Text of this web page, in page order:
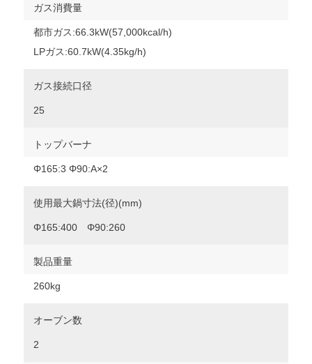
ガス消費量
都市ガス:66.3kW(57,000kcal/h)
LPガス:60.7kW(4.35kg/h)
ガス接続口径
25
トップバーナ
Φ165:3 Φ90:A×2
使用最大鍋寸法(径)(mm)
Φ165:400 Φ90:260
製品重量
260kg
オーブン数
2